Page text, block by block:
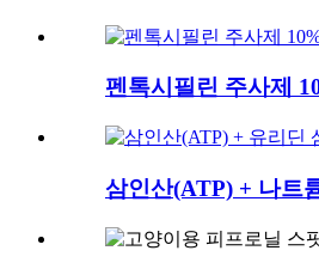
펜톡시필린 주사제
삼인산(ATP) + 나트